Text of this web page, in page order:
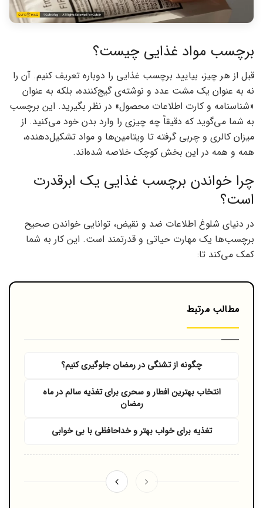
برچسب مواد غذایی چیست؟
قبل از هر چیز، بیایید برچسب غذایی را دوباره تعریف کنیم. آن را
نه به عنوان یک مشت عدد و نوشته‌ی گیج‌کننده، بلکه به عنوان
«شناسنامه و کارت اطلاعات محصول» در نظر بگیرید. این برچسب
به شما می‌گوید که دقیقاً چه چیزی را وارد بدن خود می‌کنید. از
میزان کالری و چربی گرفته تا ویتامین‌ها و مواد تشکیل‌دهنده،
همه و همه در این بخش کوچک خلاصه شده‌اند.
چرا خواندن برچسب غذایی یک ابرقدرت
است؟
در دنیای شلوغ اطلاعات ضد و نقیض، توانایی خواندن صحیح
برچسب‌ها یک مهارت حیاتی و قدرتمند است. این کار به شما
کمک می‌کند تا:
مطالب مرتبط
چگونه از تشنگی در رمضان جلوگیری کنیم؟
انتخاب بهترین افطار و سحری برای تغذیه سالم در ماه
رمضان
تغذیه برای خواب بهتر و خداحافظی با بی‌ خوابی